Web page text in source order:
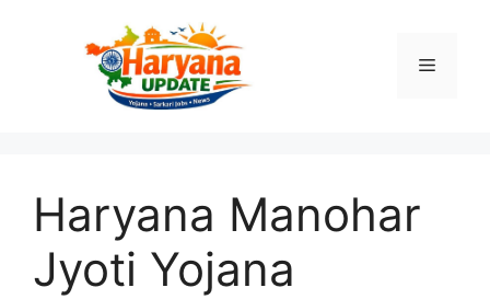
Menu
Haryana Manohar
Jyoti Yojana